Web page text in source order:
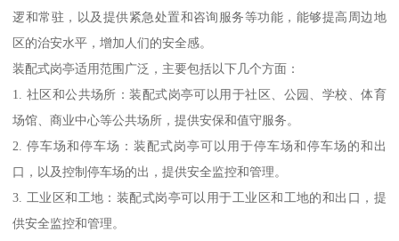
逻和常驻，以及提供紧急处置和咨询服务等功能，能够提高周边地
区的治安水平，增加人们的安全感。
装配式岗亭适用范围广泛，主要包括以下几个方面：
1. 社区和公共场所：装配式岗亭可以用于社区、公园、学校、体育
场馆、商业中心等公共场所，提供安保和值守服务。
2. 停车场和停车场：装配式岗亭可以用于停车场和停车场的和出
口，以及控制停车场的出，提供安全监控和管理。
3. 工业区和工地：装配式岗亭可以用于工业区和工地的和出口，提
供安全监控和管理。